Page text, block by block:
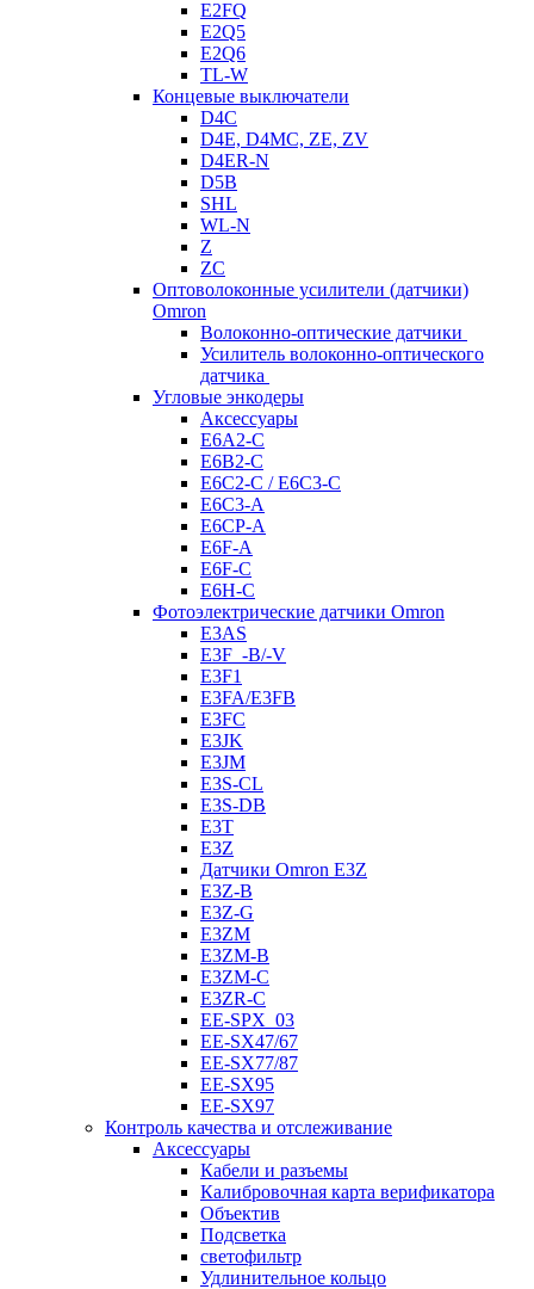
E2FQ
E2Q5
E2Q6
TL-W
Концевые выключатели
D4C
D4E, D4MC, ZE, ZV
D4ER-N
D5B
SHL
WL-N
Z
ZC
Оптоволоконные усилители (датчики)
Omron
Волоконно-оптические датчики
Усилитель волоконно-оптического
датчика
Угловые энкодеры
Аксессуары
E6A2-C
E6B2-C
E6C2-C / E6C3-C
E6C3-A
E6CP-A
E6F-A
E6F-C
E6H-C
Фотоэлектрические датчики Omron
E3AS
E3F_-B/-V
E3F1
E3FA/E3FB
E3FC
E3JK
E3JM
E3S-CL
E3S-DB
E3T
E3Z
Датчики Omron E3Z
E3Z-B
E3Z-G
E3ZM
E3ZM-B
E3ZM-C
E3ZR-C
EE-SPX_03
EE-SX47/67
EE-SX77/87
EE-SX95
EE-SX97
Контроль качества и отслеживание
Аксессуары
Кабели и разъемы
Калибровочная карта верификатора
Объектив
Подсветка
светофильтр
Удлинительное кольцо